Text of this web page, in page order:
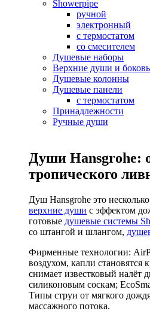
Showerpipe
ручной
электронный
с термостатом
со смесителем
Душевые наборы
Верхние души и
Душевые колонны
Душевые панели
с термостатом
Принадлежности
Ручные души
Души Hansgrohe:
тропического
Душ Hansgrohe это
верхние души с эффектом
готовые душевые системы
со штангой и шлангом,
Фирменные технологии:
воздухом, капли становятся
снимает известковый налёт
силиконовым соскам;
Типы струи от мягкого
массажного потока.